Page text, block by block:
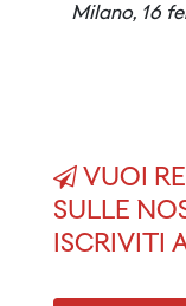
Milano, 16
VUOI
SULLE
ISCRIVITI